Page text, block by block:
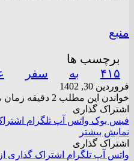
منبع
برچسب ها
۴۱۵
به سفر
فروردین 30, 1402
خواندن این مطلب 2 دقیقه زمان میبرد
اشتراک گذاری
فیس بوک واتس آپ تلگرام
نمایش بیشتر
اشتراک گذاری
واتس آپ تلگرام اشتراک گذاری